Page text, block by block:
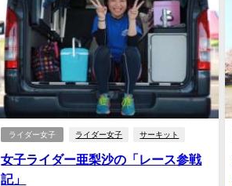
ライダー女子 ライダー女子 サーキット
女子ライダー亜梨沙の「レース参戦
記」